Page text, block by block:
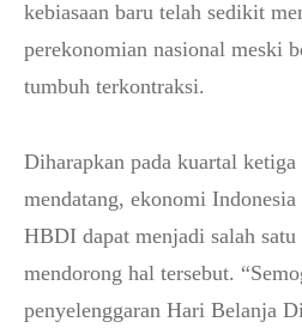
kebiasaan baru telah sedikit
perekonomian nasional meski
tumbuh terkontraksi.
Diharapkan pada kuartal ketiga
mendatang, ekonomi
HBDI dapat menjadi salah
mendorong hal tersebut.
penyelenggaran Hari Belanja